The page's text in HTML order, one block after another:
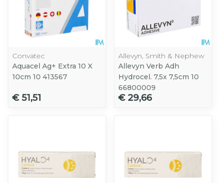
Convatec
Aquacel Ag+ Extra 10 X
10cm 10 413567
€ 51,51
Allevyn, Smith & Nephew
Allevyn Verb Adh
Hydrocel. 7,5x 7,5cm 10
66800009
€ 29,66